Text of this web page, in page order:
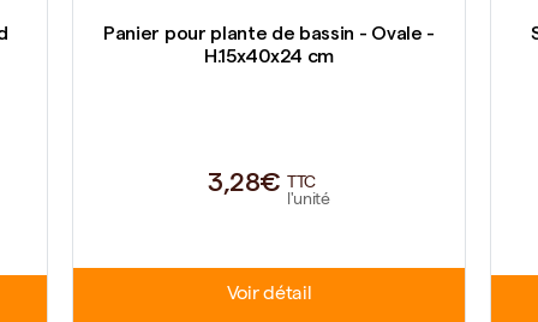
Panier pour plante de bassin - Ovale -
H.15x40x24 cm
3,28€
TTC
l'unité
Voir détail